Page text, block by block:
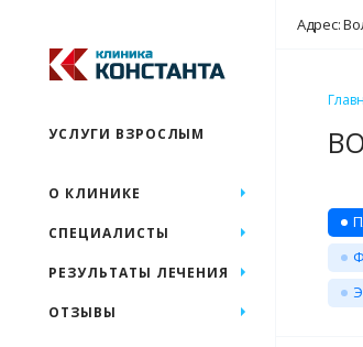
Адрес:
УСЛУГИ ВЗРОСЛЫМ
О КЛИНИКЕ
СПЕЦИАЛИСТЫ
РЕЗУЛЬТАТЫ ЛЕЧЕНИЯ
ОТЗЫВЫ